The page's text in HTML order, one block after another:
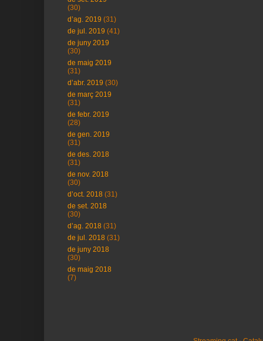
(30)
d’ag. 2019 (31)
de jul. 2019 (41)
de juny 2019
(30)
de maig 2019
(31)
d’abr. 2019 (30)
de març 2019
(31)
de febr. 2019
(28)
de gen. 2019
(31)
de des. 2018
(31)
de nov. 2018
(30)
d’oct. 2018 (31)
de set. 2018
(30)
d’ag. 2018 (31)
de jul. 2018 (31)
de juny 2018
(30)
de maig 2018
(7)